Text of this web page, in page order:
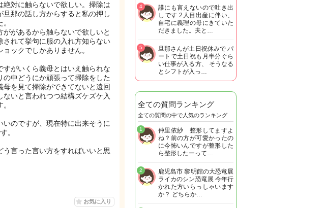
対に触らないで欲しい。掃除は
那の話し方からすると私の押し
があるから触らないで欲しいと
れて挙句に服の入れ方知らない
ックでしかありません。
がいくら義母とはいえ触られな
の中どうにか頑張って掃除をした
を見て掃除ができてないと遠回
いと言われつつ結構ズケズケ入
のですが、現在特に出来そうに
。
言った言い方をすればいいと思
お気に入り
誰にも言えないので吐き出
しです 2人目出産に伴い、
自宅に義理の母にきていた
だきました。夫と…
4
旦那さんが土日祝休みで パ
ートで土日祝も月半分ぐら
い仕事が入る方、 そうなる
とシフトが入っ…
5
全ての質問ランキング
全ての質問の中で人気のランキング
仲里依紗 整形してますよ
ね？前の方が可愛かったの
に今怖いんですが整形した
ら整形したーって…
1
鹿児島市 黎明館の大恐竜展
ライカのシン恐竜展 今年行
かれた方いらっしゃいます
か？ どちらか…
2